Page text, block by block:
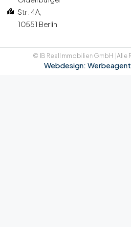
Str. 4A,
10551 Berlin
© IB Real Immobilien GmbH |
Webdesign: